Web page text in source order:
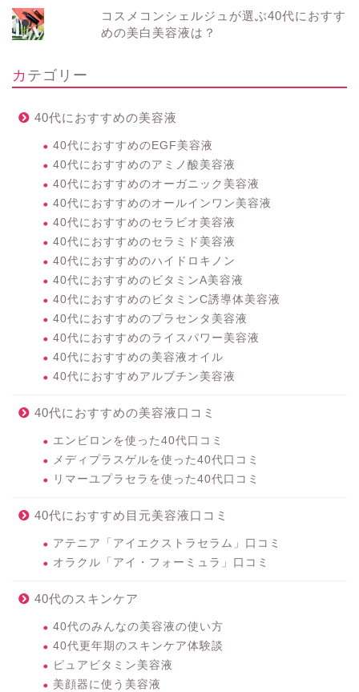
コスメコンシェルジュが選ぶ40代におすす
めの美白美容液は？
カテゴリー
40代におすすめの美容液
40代におすすめのEGF美容液
40代におすすめのアミノ酸美容液
40代におすすめのオーガニック美容液
40代におすすめのオールインワン美容液
40代におすすめのセラビオ美容液
40代におすすめのセラミド美容液
40代におすすめのハイドロキノン
40代におすすめのビタミンA美容液
40代におすすめのビタミンC誘導体美容液
40代におすすめのプラセンタ美容液
40代におすすめのライスパワー美容液
40代におすすめの美容液オイル
40代におすすめアルブチン美容液
40代におすすめの美容液口コミ
エンビロンを使った40代口コミ
メディプラスゲルを使った40代口コミ
リマーユプラセラを使った40代口コミ
40代におすすめ目元美容液口コミ
アテニア「アイエクストラセラム」口コミ
オラクル「アイ・フォーミュラ」口コミ
40代のスキンケア
40代のみんなの美容液の使い方
40代更年期のスキンケア体験談
ピュアビタミン美容液
美顔器に使う美容液